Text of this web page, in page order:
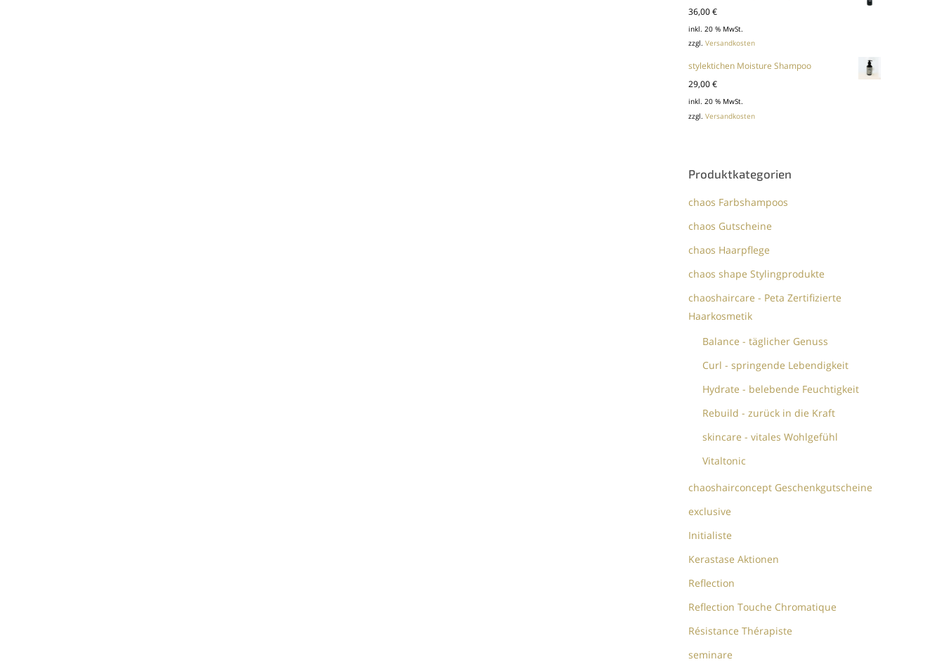
36,00€
inkl. 20 % MwSt.
zzgl.Versandkosten
stylektichen Moisture Shampoo
29,00€
inkl. 20 % MwSt.
zzgl.Versandkosten
Produktkategorien
chaos Farbshampoos
chaos Gutscheine
chaos Haarpflege
chaos shape Stylingprodukte
chaoshaircare - Peta Zertifizierte
Haarkosmetik
Balance - täglicher Genuss
Curl - springende Lebendigkeit
Hydrate - belebende Feuchtigkeit
Rebuild - zurück in die Kraft
skincare - vitales Wohlgefühl
Vitaltonic
chaoshairconcept Geschenkgutscheine
exclusive
Initialiste
Kerastase Aktionen
Reflection
Reflection Touche Chromatique
Résistance Thérapiste
seminare